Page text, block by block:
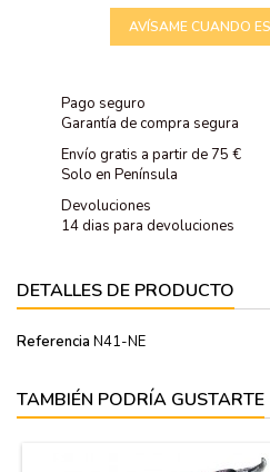
AVÍSAME CUANDO
Pago seguro
Garantía de compra segura
Envío gratis a partir de 75 €
Solo en Península
Devoluciones
14 dias para devoluciones
DETALLES DE PRODUCTO
Referencia N41-NE
TAMBIÉN PODRÍA GUSTARTE